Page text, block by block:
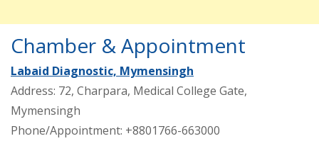
Chamber & Appointment
Labaid Diagnostic, Mymensingh
Address: 72, Charpara, Medical College Gate,
Mymensingh
Phone/Appointment: +8801766-663000